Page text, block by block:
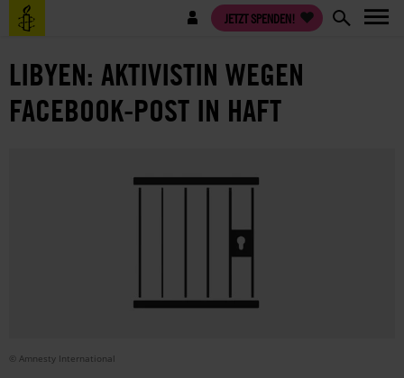
Direkt
zum
Benutzermenü JETZT SPENDEN!
LIBYEN: AKTIVISTIN WEGEN
FACEBOOK-POST IN HAFT
© Amnesty International